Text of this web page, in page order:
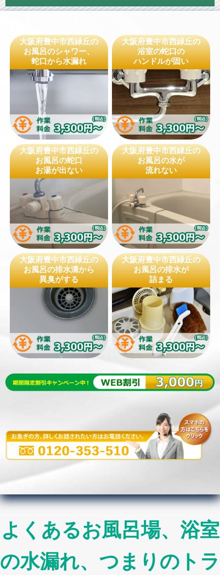
大阪府豊中市西緑丘の
お風呂のシャワー、
蛇口から水漏れ
大阪府豊中市西緑丘の
浴室の蛇口の
ハンドルが固い
大阪府豊中市西緑丘の
お風呂の蛇口
お湯が出ない
大阪府豊中市西緑丘の
お風呂の水が
流れない
大阪府豊中市西緑丘の
お風呂の排水溝から
異臭がする
大阪府豊中市西緑丘の
お風呂の排水が
詰まる
よくあるお風呂場、浴室
の水漏れ、つまりのトラ